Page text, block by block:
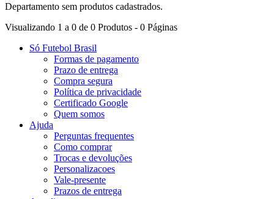
Departamento sem produtos cadastrados.
Visualizando 1 a 0 de 0 Produtos - 0 Páginas
Só Futebol Brasil
Formas de pagamento
Prazo de entrega
Compra segura
Política de privacidade
Certificado Google
Quem somos
Ajuda
Perguntas frequentes
Como comprar
Trocas e devoluções
Personalizacoes
Vale-presente
Prazos de entrega